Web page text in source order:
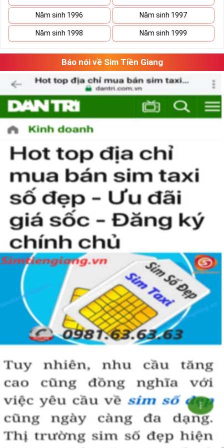
Phương pháp chọn sim số đẹp lục qúy 8
“Số có nghĩa – Người có mệnh”, lựa chọnsim số đẹp
tứ quý cần căn
cứ vào vận mệnh của mỗi người. Lựa chọn sim số đẹp hợp mệnh
không chỉ mang lại nhiều may mắn và tài lộc cho chủ sim mà nó
còn thể hiện được nhiều phong cách làm việc chuyên nghiệp của
người sử dụng.
Theo ngũ hành sinh khắc, con số 8 là con số cát của mệnh Thổ.
Người mệnh này sử dụng sim điện thoại chứa số 8 sẽ mang lại
nhiều may mắn và tài lộc.
Ngoài ra khi lựa chọn sim số đẹp chúng ta nên chọn dãy số âm
dương hài hòa và có tổng số nút cao, như vậy việc làm ăn sẽ gặp
nhiều thuận lợi và suôn sẻ hơn.
Hãy lựa chọn sim lục quý 8 hợp phong thủy và vận mệnh để đem
đến vượng khí và may mắn trong công danh, sự nghiệp.
Hướng dẫn mua Sim Lục Quý 8 tại
Simtiengiang.vn.
Sim Tiền Giang là đơn vị cung cấp sim số đẹp lục quý 8, sim giá rẻ
uy tín chất lượng.
Chọn mua sim số đẹp thường mất nhiều thời gian ở khoản lựa số,
một số phải vừa đẹp, vừa tốt về phong thủy thì mới là sim hoàn
hảo. Vậy phải làm sao?
- Cách nhanh nhất để chọn mua được sim lục quý 8 là bạn vào
đầu trang chủ. Đây là danh sách sim được đại lý giảm giá vì một số
lý do nên bạn có thể chọn mua được số đẹp lại có giá cực rẻ nữa.
Ngoài ra quý khách chưa ưng ý về sim luc quy 8 có cũng thể tham
khảo thêm Sim Vinaphone,Sim Gmobile, Sim Lục Quý,Sim Lục Quý
Năm sinh 1996 Năm sinh 1997
Năm sinh 1998 Năm sinh 1999
Báo nói về Sim Tiền Giang